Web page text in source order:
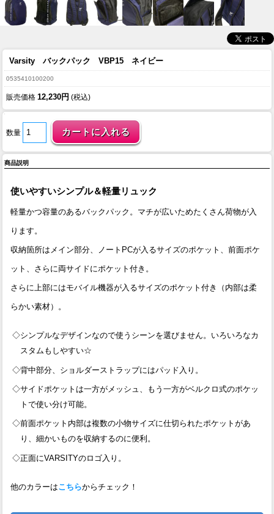
Varsity バックパック VBP15 ネイビー
0535410100200
販売価格 12,230円 (税込)
数量
商品説明
使いやすいシンプル＆軽量リュック
軽量かつ容量のあるバックパック。マチが広いためたくさん荷物が入
ります。
収納箇所はメイン部分、ノートPCが入るサイズのポケット、前面ポケ
ット、さらに両サイドにポケット付き。
さらに上部にはモバイル機器が入るサイズのポケット付き（内部は柔
らかい素材）。
◇シンプルなデザインなので使うシーンを選びません。いろいろなカ
スタムもしやすい☆
◇背中部分、ショルダーストラップにはパッド入り。
◇サイドポケットは一方がメッシュ、もう一方がベルクロ式のポケッ
トで使い分け可能。
◇前面ポケット内部は複数の小物サイズに仕切られたポケットがあ
り、細かいものを収納するのに便利。
◇正面にVARSITYのロゴ入り。
他のカラーはこちらからチェック！